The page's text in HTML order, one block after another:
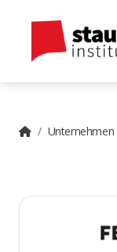
Unternehmen